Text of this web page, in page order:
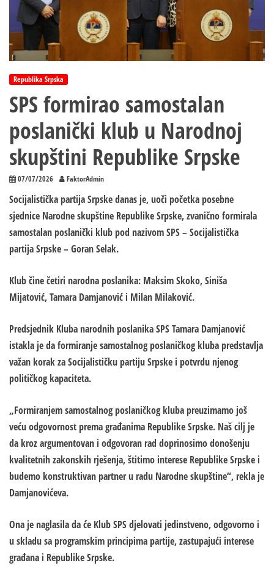
Republika Srpska
SPS formirao samostalan
poslanički klub u Narodnoj
skupštini Republike Srpske
07/07/2026 FaktorAdmin
Socijalistička partija Srpske danas je, uoči početka posebne
sjednice Narodne skupštine Republike Srpske, zvanično formirala
samostalan poslanički klub pod nazivom SPS – Socijalistička
partija Srpske – Goran Selak.
Klub čine četiri narodna poslanika: Maksim Skoko, Siniša
Mijatović, Tamara Damjanović i Milan Milaković.
Predsjednik Kluba narodnih poslanika SPS Tamara Damjanović
istakla je da formiranje samostalnog poslaničkog kluba predstavlja
važan korak za Socijalističku partiju Srpske i potvrdu njenog
političkog kapaciteta.
„Formiranjem samostalnog poslaničkog kluba preuzimamo još
veću odgovornost prema građanima Republike Srpske. Naš cilj je
da kroz argumentovan i odgovoran rad doprinosimo donošenju
kvalitetnih zakonskih rješenja, štitimo interese Republike Srpske i
budemo konstruktivan partner u radu Narodne skupštine“, rekla je
Damjanovićeva.
Ona je naglasila da će Klub SPS djelovati jedinstveno, odgovorno i
u skladu sa programskim principima partije, zastupajući interese
građana i Republike Srpske.